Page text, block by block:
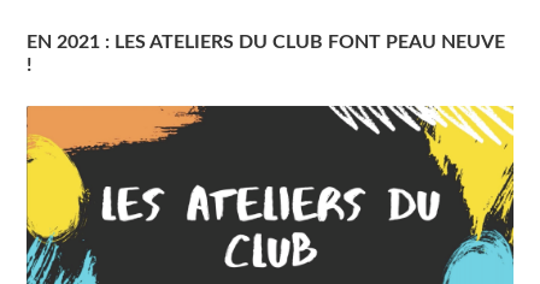
EN 2021 : LES ATELIERS DU CLUB FONT PEAU NEUVE
!